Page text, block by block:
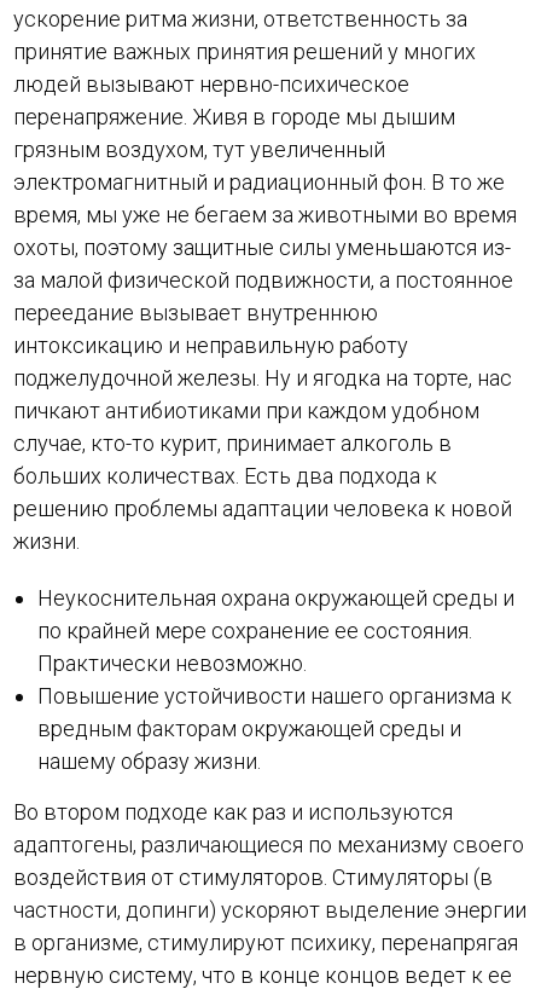
ускорение ритма жизни, ответственность за
принятие важных принятия решений у многих
людей вызывают нервно-психическое
перенапряжение. Живя в городе мы дышим
грязным воздухом, тут увеличенный
электромагнитный и радиационный фон. В то же
время, мы уже не бегаем за животными во время
охоты, поэтому защитные силы уменьшаются из-
за малой физической подвижности, а постоянное
переедание вызывает внутреннюю
интоксикацию и неправильную работу
поджелудочной железы. Ну и ягодка на торте, нас
пичкают антибиотиками при каждом удобном
случае, кто-то курит, принимает алкоголь в
больших количествах. Есть два подхода к
решению проблемы адаптации человека к новой
жизни.
Неукоснительная охрана окружающей среды и
по крайней мере сохранение ее состояния.
Практически невозможно.
Повышение устойчивости нашего организма к
вредным факторам окружающей среды и
нашему образу жизни.
Во втором подходе как раз и используются
адаптогены, различающиеся по механизму своего
воздействия от стимуляторов. Стимуляторы (в
частности, допинги) ускоряют выделение энергии
в организме, стимулируют психику, перенапрягая
нервную систему, что в конце концов ведет к ее